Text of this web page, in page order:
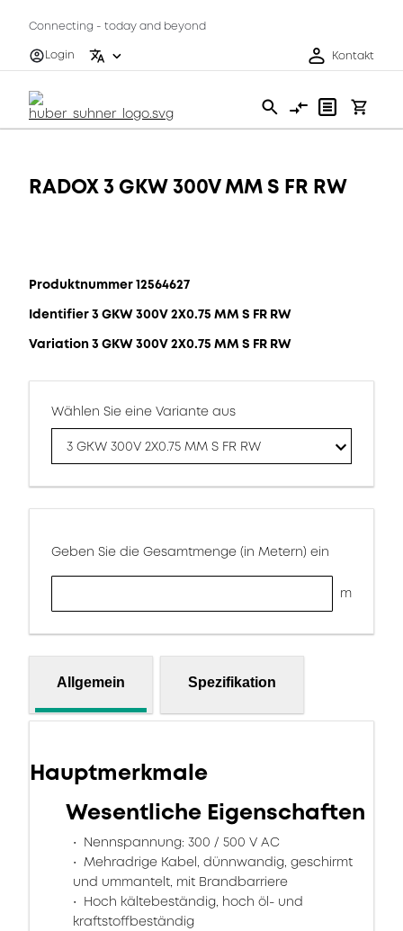
Connecting - today and beyond
Login
Kontakt
RADOX 3 GKW 300V MM S FR RW
Produktnummer 12564627
Identifier 3 GKW 300V 2X0.75 MM S FR RW
Variation 3 GKW 300V 2X0.75 MM S FR RW
Wählen Sie eine Variante aus
3 GKW 300V 2X0.75 MM S FR RW
Geben Sie die Gesamtmenge (in Metern) ein
m
Allgemein Spezifikation
Hauptmerkmale
Wesentliche Eigenschaften
Nennspannung: 300 / 500 V AC
Mehradrige Kabel, dünnwandig, geschirmt
und ummantelt, mit Brandbarriere
Hoch kältebeständig, hoch öl- und
kraftstoffbeständig